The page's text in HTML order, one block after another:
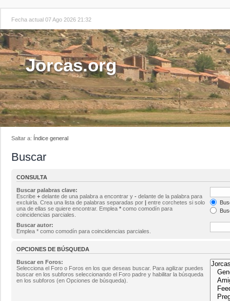
Fecha actual 07 Ago 2026 21:32
Jorcas.org
Saltar a: Índice general
Buscar
CONSULTA
Buscar palabras clave:
Escribe + delante de una palabra a encontrar y - delante de la palabra para
excluirla. Crea una lista de palabras separadas por | entre corchetes si solo
una de ellas se quiere encontrar. Emplea * como comodín para
coincidencias parciales.
Buscar autor:
Emplea * como comodín para coincidencias parciales.
OPCIONES DE BÚSQUEDA
Buscar en Foros:
Selecciona el Foro o Foros en los que deseas buscar. Para agilizar puedes
buscar en los subforos seleccionando el Foro padre y habilitar la búsqueda
en los subforos (en Opciones de búsqueda).